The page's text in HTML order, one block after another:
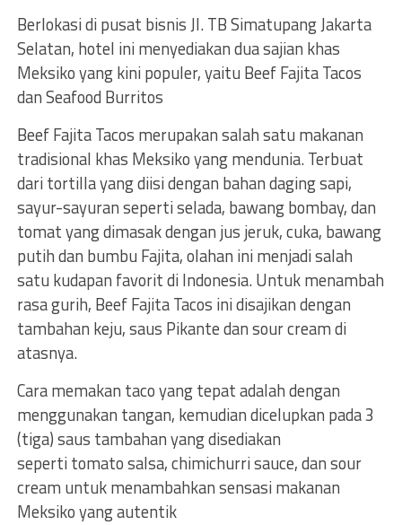
Berlokasi di pusat bisnis Jl. TB Simatupang Jakarta
Selatan, hotel ini menyediakan dua sajian khas
Meksiko yang kini populer, yaitu Beef Fajita Tacos
dan Seafood Burritos
Beef Fajita Tacos merupakan salah satu makanan
tradisional khas Meksiko yang mendunia. Terbuat
dari tortilla yang diisi dengan bahan daging sapi,
sayur-sayuran seperti selada, bawang bombay, dan
tomat yang dimasak dengan jus jeruk, cuka, bawang
putih dan bumbu Fajita, olahan ini menjadi salah
satu kudapan favorit di Indonesia. Untuk menambah
rasa gurih, Beef Fajita Tacos ini disajikan dengan
tambahan keju, saus Pikante dan sour cream di
atasnya.
Cara memakan taco yang tepat adalah dengan
menggunakan tangan, kemudian dicelupkan pada 3
(tiga) saus tambahan yang disediakan
seperti tomato salsa, chimichurri sauce, dan sour
cream untuk menambahkan sensasi makanan
Meksiko yang autentik